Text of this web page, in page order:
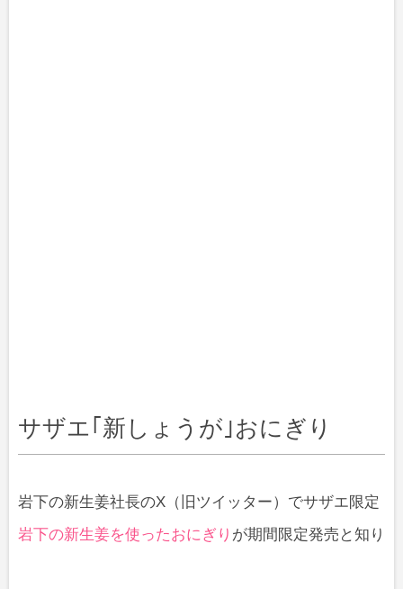
サザエ｢新しょうが｣おにぎり
岩下の新生姜社長のX（旧ツイッター）でサザエ限定
岩下の新生姜を使ったおにぎり が期間限定発売と知り